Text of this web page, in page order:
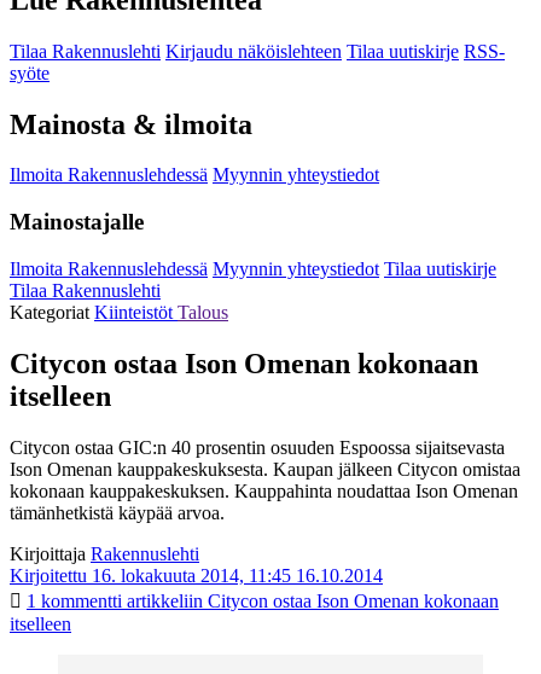
Tilaa Rakennuslehti Kirjaudu näköislehteen Tilaa uutiskirje RSS-
syöte
Mainosta & ilmoita
Ilmoita Rakennuslehdessä Myynnin yhteystiedot
Mainostajalle
Ilmoita Rakennuslehdessä Myynnin yhteystiedot Tilaa uutiskirje
Tilaa Rakennuslehti
Kategoriat Kiinteistöt Talous
Citycon ostaa Ison Omenan kokonaan
itselleen
Citycon ostaa GIC:n 40 prosentin osuuden Espoossa sijaitsevasta
Ison Omenan kauppakeskuksesta. Kaupan jälkeen Citycon omistaa
kokonaan kauppakeskuksen. Kauppahinta noudattaa Ison Omenan
tämänhetkistä käypää arvoa.
Kirjoittaja Rakennuslehti
Kirjoitettu 16. lokakuuta 2014, 11:45 16.10.2014
1 kommentti artikkeliin Citycon ostaa Ison Omenan kokonaan
itselleen